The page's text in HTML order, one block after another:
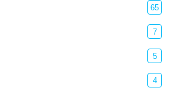
65
7
5
4